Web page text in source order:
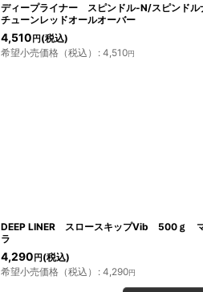
ディープライナー スピンドル-N/スピン
チューンレッドオールオーバー
4,510 円 (税込)
希望小売価格（税込） : 4,510円
DEEP LINER スロースキップVib 500ｇ マ
ラ
4,290 円 (税込)
希望小売価格（税込） : 4,290円